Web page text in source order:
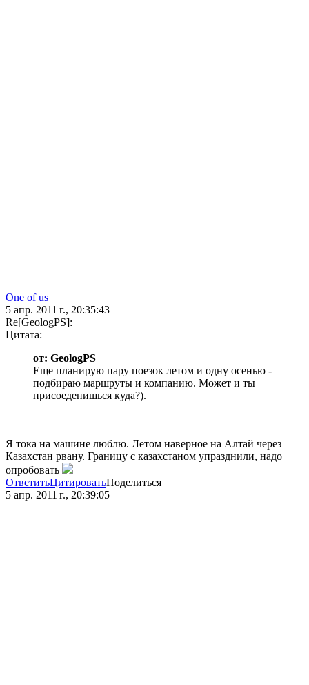
One of us
5 апр. 2011 г., 20:35:43
Re[GeologPS]:
Цитата:
от: GeologPS
Еще планирую пару поезок летом и одну осенью -
подбираю маршруты и компанию. Может и ты
присоеденишься куда?).
Я тока на машине люблю. Летом наверное на Алтай через
Казахстан рвану. Границу с казахстаном упразднили, надо
опробовать
ОтветитьЦитироватьПоделиться
5 апр. 2011 г., 20:39:05